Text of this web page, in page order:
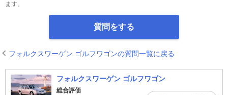
ます。
質問をする
フォルクスワーゲン ゴルフワゴンの質問一覧に戻る
フォルクスワーゲン ゴルフワゴン
総合評価